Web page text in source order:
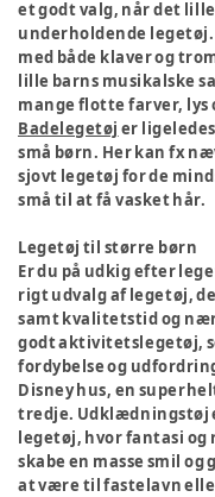
et godt valg, når det
underholdende
med både klaver og
lille barns musikalske
mange flotte farver, lys
Badelegetøj er
små børn. Her kan fx
sjovt legetøj for de
små til at få vasket hår.
Legetøj til større børn
Er du på udkig efter
rigt udvalg af legetøj,
samt kvalitetstid og
godt aktivitetslegetøj,
fordybelse og
Disney hus, en
tredje. Udklædningstøj
legetøj, hvor fantasi og
skabe en masse smil
at være til fastelavn